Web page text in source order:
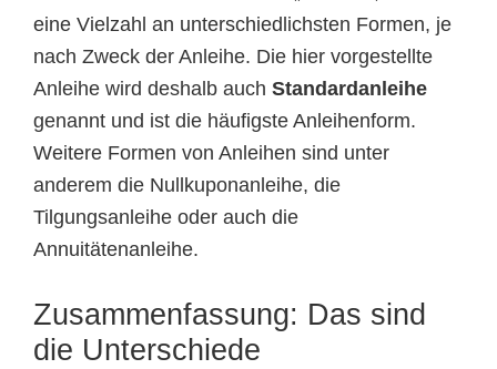
eine Vielzahl an unterschiedlichsten Formen, je
nach Zweck der Anleihe. Die hier vorgestellte
Anleihe wird deshalb auch Standardanleihe
genannt und ist die häufigste Anleihenform.
Weitere Formen von Anleihen sind unter
anderem die Nullkuponanleihe, die
Tilgungsanleihe oder auch die
Annuitätenanleihe.
Zusammenfassung: Das sind
die Unterschiede